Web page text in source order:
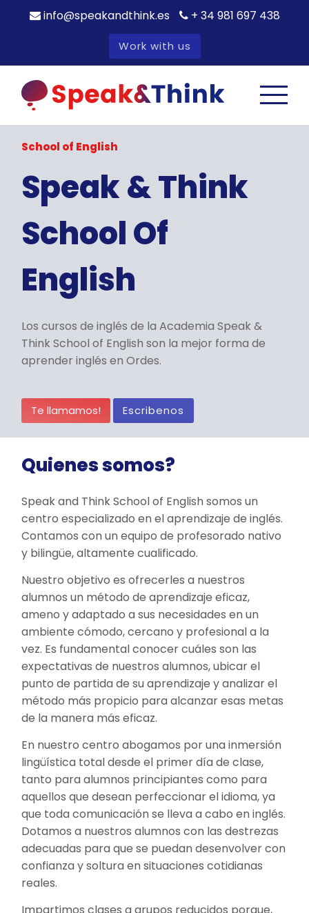
info@speakandthink.es + 34 981 697 438
Work with us
School of English
Speak & Think
School Of
English
Los cursos de inglés de la Academia Speak &
Think School of English son la mejor forma de
aprender inglés en Ordes.
Te llamamos! Escribenos
Quienes somos?
Speak and Think School of English somos un
centro especializado en el aprendizaje de inglés.
Contamos con un equipo de profesorado nativo
y bilingüe, altamente cualificado.
Nuestro objetivo es ofrecerles a nuestros
alumnos un método de aprendizaje eficaz,
ameno y adaptado a sus necesidades en un
ambiente cómodo, cercano y profesional a la
vez. Es fundamental conocer cuáles son las
expectativas de nuestros alumnos, ubicar el
punto de partida de su aprendizaje y analizar el
método más propicio para alcanzar esas metas
de la manera más eficaz.
En nuestro centro abogamos por una inmersión
lingüística total desde el primer día de clase,
tanto para alumnos principiantes como para
aquellos que desean perfeccionar el idioma, ya
que toda comunicación se lleva a cabo en inglés.
Dotamos a nuestros alumnos con las destrezas
adecuadas para que se puedan desenvolver con
confianza y soltura en situaciones cotidianas
reales.
Impartimos clases a grupos reducidos porque,